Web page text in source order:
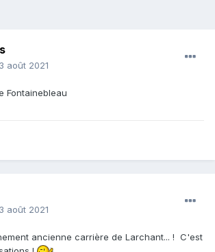
août 2021
Fontainebleau
août 2021
ancienne carrière de Larchant... ! C'est